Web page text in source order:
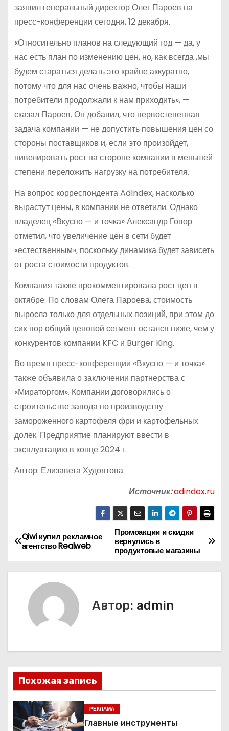
заявил генеральный директор Олег Пароев на
пресс-конференции сегодня, 12 декабря.
«Относительно планов на следующий год — да, у
нас есть план по изменению цен, но, как всегда ,мы
будем стараться делать это крайне аккуратно,
потому что для нас очень важно, чтобы наши
потребители продолжали к нам приходить», —
сказал Пароев. Он добавил, что первостепенная
задача компании — не допустить повышения цен со
стороны поставщиков и, если это произойдет,
нивелировать рост на стороне компании в меньшей
степени переложить нагрузку на потребителя.
На вопрос корреспондента AdIndex, насколько
вырастут цены, в компании не ответили. Однако
владелец «Вкусно — и точка» Александр Говор
отметил, что увеличение цен в сети будет
«естественным», поскольку динамика будет зависеть
от роста стоимости продуктов.
Компания также прокомментировала рост цен в
октябре. По словам Олега Пароева, стоимость
выросла только для отдельных позиций, при этом до
сих пор общий ценовой сегмент остался ниже, чем у
конкурентов компании KFC и Burger King.
Во время пресс-конференции «Вкусно — и точка»
также объявила о заключении партнерства с
«Мираторгом». Компании договорились о
строительстве завода по производству
замороженного картофеля фри и картофельных
долек. Предприятие планируют ввести в
эксплуатацию в конце 2024 г.
Автор: Елизавета Худоятова
Источник:adindex.ru
Н
и
я
Промоакции и скидки
вернулись в
продуктовые магазины
Qiwi купил рекламное
агентство Realweb
Автор: admin
Похожая запись
РЕКЛАМА
Главные инструменты